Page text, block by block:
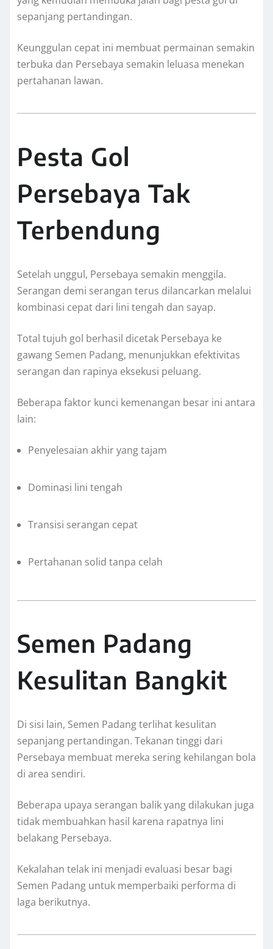
sepanjang pertandingan.
Keunggulan cepat ini membuat permainan semakin
terbuka dan Persebaya semakin leluasa menekan
pertahanan lawan.
Pesta Gol
Persebaya Tak
Terbendung
Setelah unggul, Persebaya semakin menggila.
Serangan demi serangan terus dilancarkan melalui
kombinasi cepat dari lini tengah dan sayap.
Total tujuh gol berhasil dicetak Persebaya ke
gawang Semen Padang, menunjukkan efektivitas
serangan dan rapinya eksekusi peluang.
Beberapa faktor kunci kemenangan besar ini antara
lain:
Penyelesaian akhir yang tajam
Dominasi lini tengah
Transisi serangan cepat
Pertahanan solid tanpa celah
Semen Padang
Kesulitan Bangkit
Di sisi lain, Semen Padang terlihat kesulitan
sepanjang pertandingan. Tekanan tinggi dari
Persebaya membuat mereka sering kehilangan bola
di area sendiri.
Beberapa upaya serangan balik yang dilakukan juga
tidak membuahkan hasil karena rapatnya lini
belakang Persebaya.
Kekalahan telak ini menjadi evaluasi besar bagi
Semen Padang untuk memperbaiki performa di
laga berikutnya.